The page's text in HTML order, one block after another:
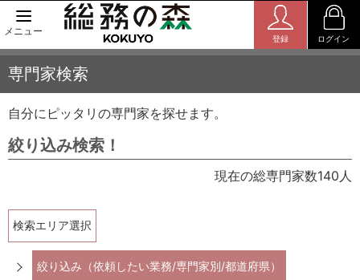
メニュー
登録 ログイン
専門家検索
自分にピッタリの専門家を探せます。
絞り込み検索！
現在の総専門家数140人
検索エリア選択
絞り込み（依頼したい業務/専門家別/都道府県）